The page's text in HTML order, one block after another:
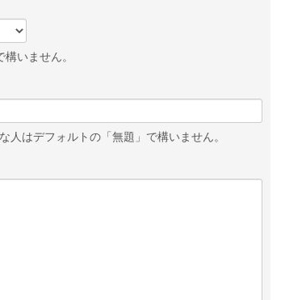
いません。
はデフォルトの「無題」で構いません。